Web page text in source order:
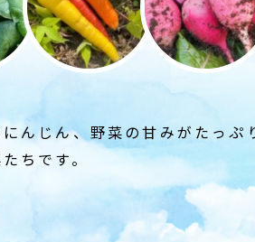
んじん、野菜の甘みがたっぷ
ちです。